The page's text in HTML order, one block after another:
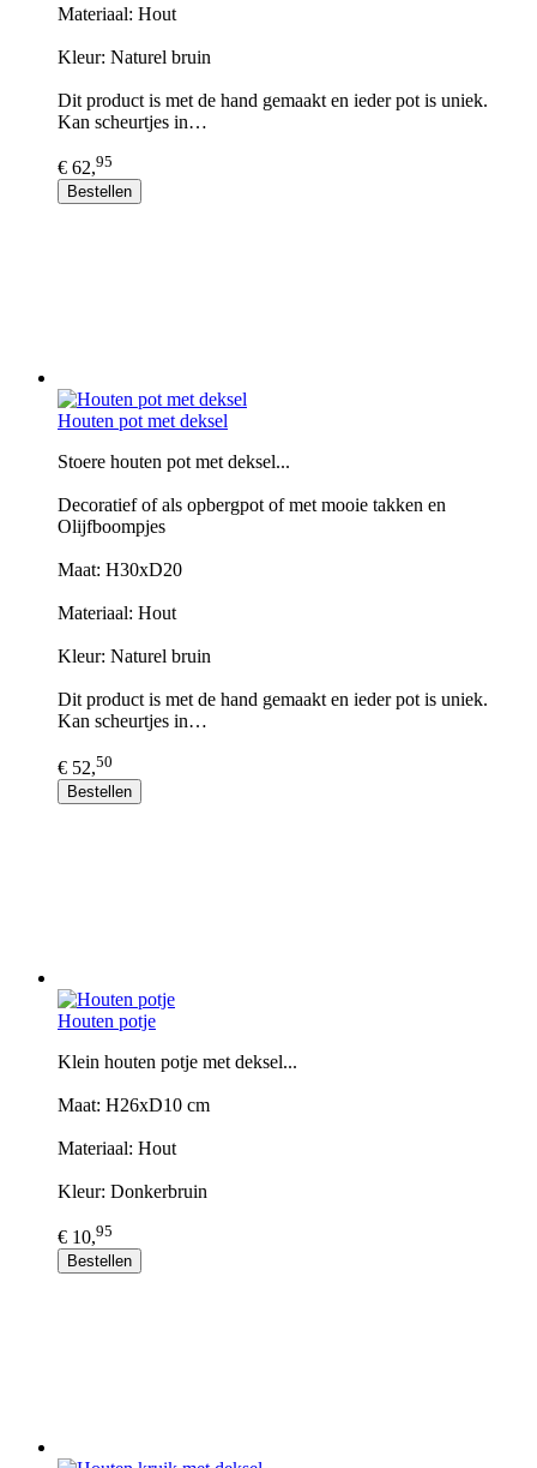
Materiaal: Hout
Kleur: Naturel bruin
Dit product is met de hand gemaakt en ieder pot is uniek.
Kan scheurtjes in…
€ 62,95
Bestellen
Houten pot met deksel
Stoere houten pot met deksel...
Decoratief of als opbergpot of met mooie takken en
Olijfboompjes
Maat: H30xD20
Materiaal: Hout
Kleur: Naturel bruin
Dit product is met de hand gemaakt en ieder pot is uniek.
Kan scheurtjes in…
€ 52,50
Bestellen
Houten potje
Klein houten potje met deksel...
Maat: H26xD10 cm
Materiaal: Hout
Kleur: Donkerbruin
€ 10,95
Bestellen